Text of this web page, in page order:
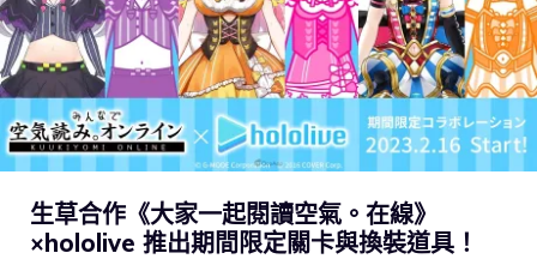
生草合作《大家一起閱讀空氣。在線》
×hololive 推出期間限定關卡與換裝道具！